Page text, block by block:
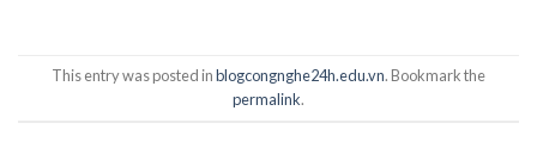
This entry was posted inblogcongnghe24h.edu.vn. Bookmark the
permalink.